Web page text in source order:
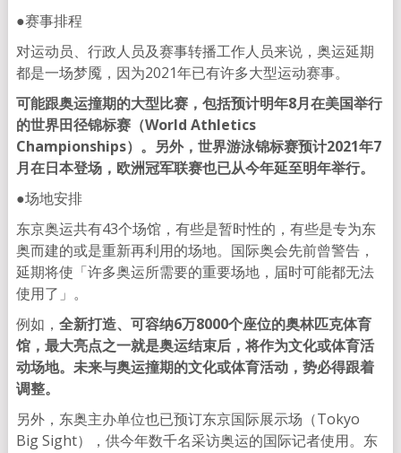
●赛事排程
对运动员、行政人员及赛事转播工作人员来说，奥运延期
都是一场梦魇，因为2021年已有许多大型运动赛事。
可能跟奥运撞期的大型比赛，包括预计明年8月在美国举行
的世界田径锦标赛（World Athletics
Championships）。另外，世界游泳锦标赛预计2021年7
月在日本登场，欧洲冠军联赛也已从今年延至明年举行。
●场地安排
东京奥运共有43个场馆，有些是暂时性的，有些是专为东
奥而建的或是重新再利用的场地。国际奥会先前曾警告，
延期将使「许多奥运所需要的重要场地，届时可能都无法
使用了」。
例如， 全新打造、可容纳6万8000个座位的奥林匹克体育
馆，最大亮点之一就是奥运结束后，将作为文化或体育活
动场地。未来与奥运撞期的文化或体育活动，势必得跟着
调整。
另外，东奥主办单位也已预订东京国际展示场（Tokyo
Big Sight），供今年数千名采访奥运的国际记者使用。东